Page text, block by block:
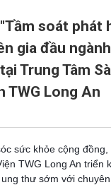
soát phát
gia đầu ngành
Trung Tâm
TWG Long An
sức khỏe cộng đồng,
TWG Long An triển
thư sớm với